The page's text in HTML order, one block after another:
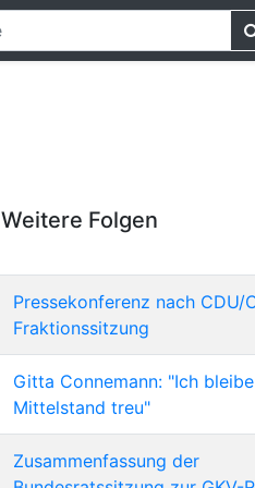
Weitere Folgen
Pressekonferenz nach CDU/
Fraktionssitzung
Gitta Connemann: "Ich
Mittelstand treu"
Zusammenfassung der